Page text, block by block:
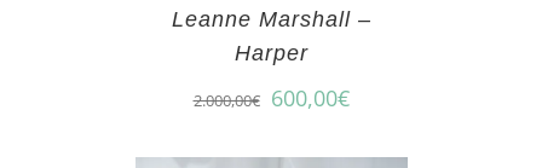
Leanne Marshall –
Harper
2.000,00€ 600,00€